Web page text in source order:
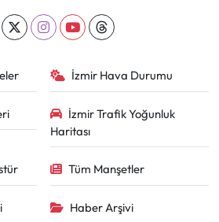
İzmir Hava Durumu
İzmir Trafik Yoğunluk
Haritası
Tüm Manşetler
Haber Arşivi